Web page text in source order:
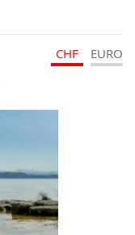
CHF EURO